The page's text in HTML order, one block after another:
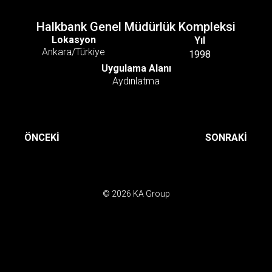
Halkbank Genel Müdürlük Kompleksi
Lokasyon
Ankara/Türkiye
Yıl
1998
Uygulama Alanı
Aydınlatma
ÖNCEKI SONRAKI
© 2026 KA Group